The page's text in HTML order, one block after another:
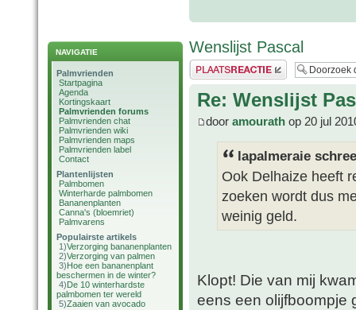
NAVIGATIE
Palmvrienden
Startpagina
Agenda
Kortingskaart
Palmvrienden forums
Palmvrienden chat
Palmvrienden wiki
Palmvrienden maps
Palmvrienden label
Contact
Plantenlijsten
Palmbomen
Winterharde palmbomen
Bananenplanten
Canna's (bloemriet)
Palmvarens
Populairste artikels
1)Verzorging bananenplanten
2)Verzorging van palmen
3)Hoe een bananenplant
beschermen in de winter?
4)De 10 winterhardste
palmbomen ter wereld
5)Zaaien van avocado
Wenslijst Pascal
Plaats een reactie
Re: Wenslijst
door amourath op 20 jul
lapalmeraie
Ook Delhaize heeft
zoeken wordt dus
weinig geld.
Klopt! Die van mij
eens een olijfboompje